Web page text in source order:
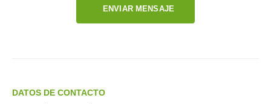
ENVIAR MENSAJE
DATOS DE CONTACTO